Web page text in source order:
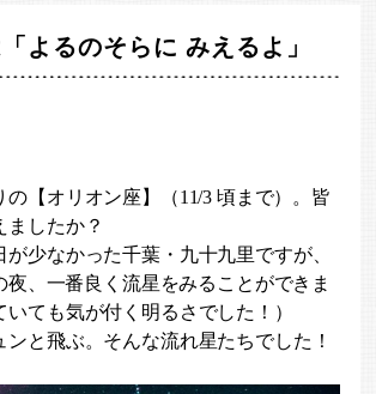
よるのそらに みえるよ」
の【オリオン座】（11/3 頃まで）。皆
ましたか？
少なかった千葉・九十九里ですが、
夜、一番良く流星をみることができま
いても気が付く明るさでした！）
ンと飛ぶ。そんな流れ星たちでした！